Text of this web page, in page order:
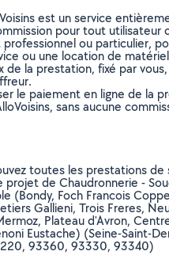
est un service
pour tout utilisateur
professionnel ou particulier,
ou une location de
de la prestation, fixé par vous,
le paiement en ligne de la
sans aucune
toutes les prestations de
projet de Chaudronnerie -
(Bondy, Foch Francois
Gallieni, Trois Freres,
Plateau d'Avron,
Eustache) (Seine-Saint-
93360, 93330, 93340)